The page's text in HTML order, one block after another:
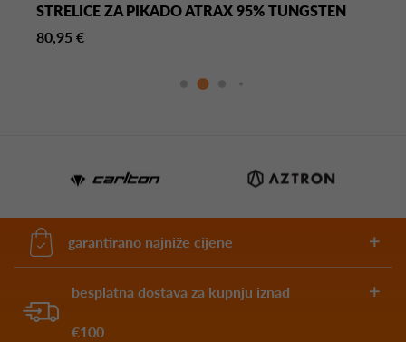
STRELICE ZA PIKADO ATRAX 95% TUNGSTEN
80,95 €
garantirano najniže cijene
besplatna dostava za kupnju iznad
€100